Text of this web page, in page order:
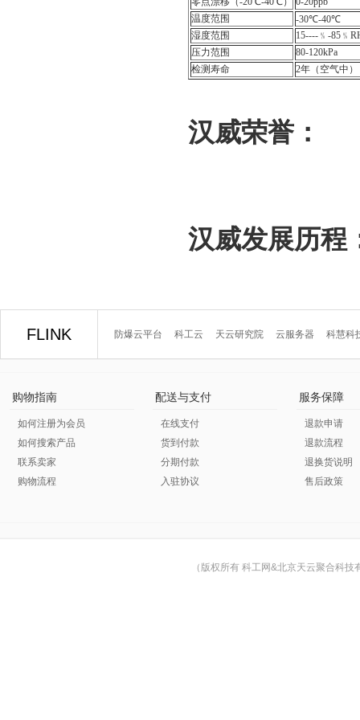
温度范围
-30℃-40℃
湿度范围
15----﹪-
压力范围
80-120kPa
检测寿命
2年（空气中）
汉威荣誉：
汉威发展历程
FLINK 防爆云平台 科工云 天云研究院 云服务器 科慧科
购物指南
如何注册为会员
如何搜索产品
联系卖家
购物流程
配送与支付
在线支付
货到付款
分期付款
入驻协议
服务保障
退款申请
退款流程
退换货说明
售后政策
（版权所有 科工网&北京天云聚合科